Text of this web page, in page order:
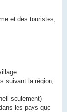
et des touristes,
suivant la région,
seulement)
les pays que